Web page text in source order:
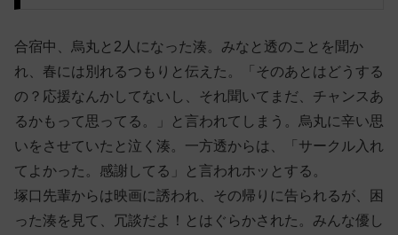
合宿中、烏丸と2人になった湊。みなと透のことを聞か
れ、春には別れるつもりと伝えた。「そのあとはどうする
の？応援なんかしてないし、それ聞いてまだ、チャンスあ
るかもって思ってる。」と言われてしまう。烏丸に辛い思
いをさせていたと泣く湊。一方透からは、「サークル入れ
てよかった。感謝してる」と言われホッとする。
塚口先輩からは映画に誘われ、その帰りに告られるが、困
った湊を見て、冗談だよ！とはぐらかされた。みんな優し